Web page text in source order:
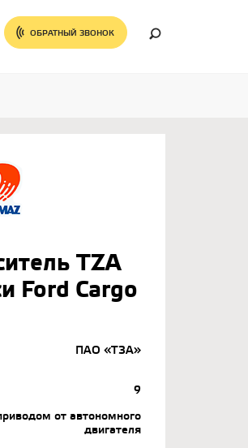
ОБРАТНЫЙ ЗВОНОК
TZA
Ford Cargo
ПАО «ТЗА»
9
от автономного
двигателя